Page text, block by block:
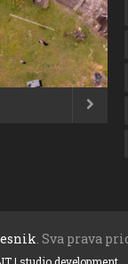
ZA

. Sva prava